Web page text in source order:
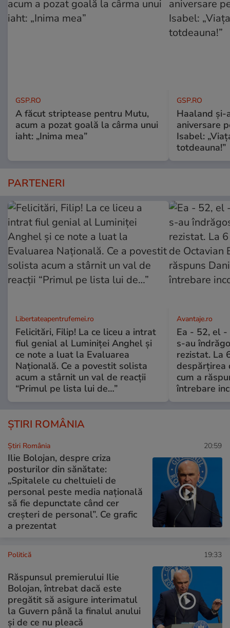
GSP.RO
A făcut striptease pentru Mutu,
acum a pozat goală la cârma unui
iaht: „Inima mea”
GSP.RO
Haaland
aniversare
Isabel:
totdeauna!”
PARTENERI
Libertateapentrufemei.ro
Felicitări, Filip! La ce liceu a intrat
fiul genial al Luminiței Anghel și
ce note a luat la Evaluarea
Națională. Ce a povestit solista
acum a stârnit un val de reacții
“Primul pe lista lui de…”
Avantaje.ro
Ea - 52, el -
s-au
rezistat. La
despărțirea
cum a
întrebare
ȘTIRI ROMÂNIA
Știri România 20:59
Ilie Bolojan, despre criza
posturilor din sănătate:
„Spitalele cu cheltuieli de
personal peste media națională
să fie depunctate când cer
creșteri de personal”. Ce grafic
a prezentat
Politică 19:33
Răspunsul premierului Ilie
Bolojan, întrebat dacă este
pregătit să asigure interimatul
la Guvern până la finalul anului
și de ce nu pleacă